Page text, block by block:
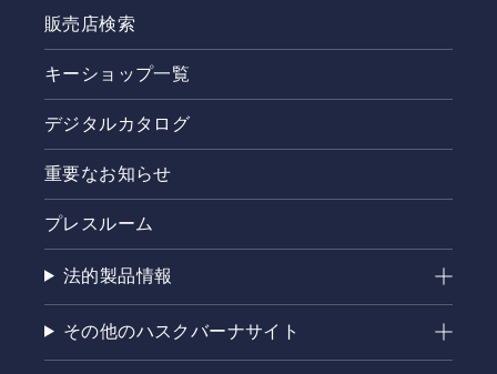
販売店検索
キーショップ一覧
デジタルカタログ
重要なお知らせ
プレスルーム
法的製品情報
その他のハスクバーナサイト